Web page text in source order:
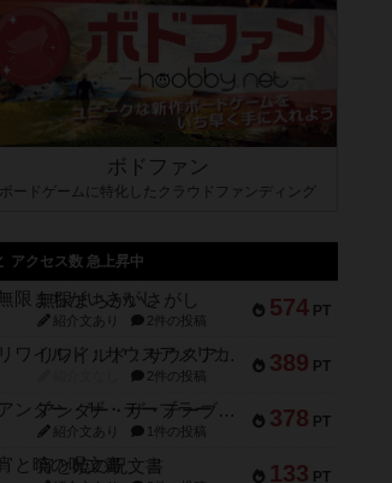
ボドファン
ボードゲームに特化したクラウドファンディング
アクセス数 急上昇中
574 PT
無限まちがいさがし
紹介文あり 2件の投稿
389 PT
リワイルド：サウスアメリカ
2件の投稿
378 PT
アンダー・ザ・テーブラー
紹介文あり 1件の投稿
133 PT
宵と暁の呪文書